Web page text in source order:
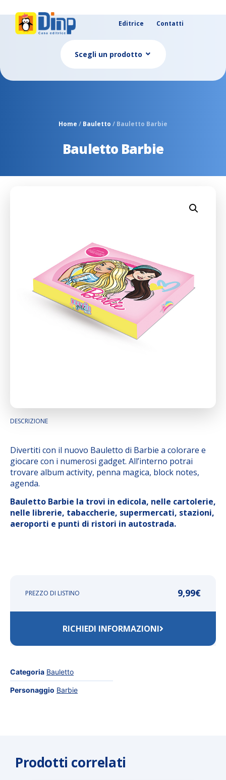
Editrice Contatti
Scegli un prodotto
Home / Bauletto / Bauletto Barbie
Bauletto Barbie
DESCRIZIONE
Divertiti con il nuovo Bauletto di Barbie a colorare e
giocare con i numerosi gadget. All’interno potrai
trovare album activity, penna magica, block notes,
agenda.
Bauletto Barbie la trovi in edicola, nelle cartolerie,
nelle librerie, tabaccherie, supermercati, stazioni,
aeroporti e punti di ristori in autostrada.
PREZZO DI LISTINO 9,99€
RICHIEDI INFORMAZIONI
Categoria Bauletto
Personaggio Barbie
Prodotti correlati